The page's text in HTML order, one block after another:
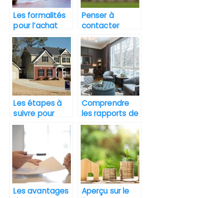
Les formalités
pour l’achat
d’un bien
immobilier
Penser à
contacter
plusieurs
agents
immobiliers
pour l’achat
d’un bien.
Les étapes à
suivre pour
vendre sa
maison
Comprendre
les rapports de
diagnostic
immobilier
Les avantages
Aperçu sur le